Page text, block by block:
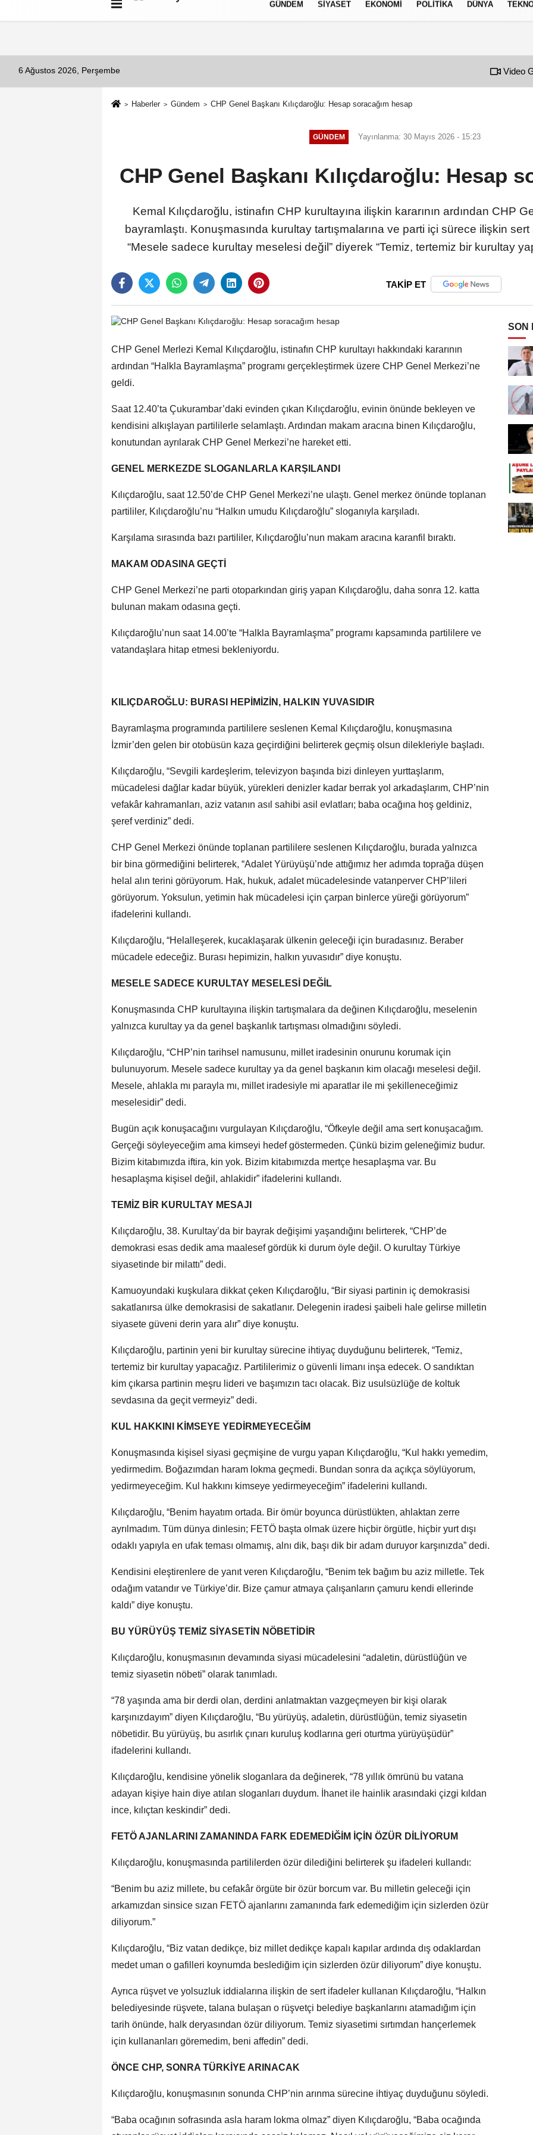
Künye
GÜNDEM SIYASET EKONOMI POLITIKA DÜNYA
6 Ağustos 2026, Perşembe Video
Haberler Gündem CHP Genel Başkanı Kılıçdaroğlu: Hesap soracağım hesap
GÜNDEM Yayınlanma: 30 Mayıs 2026 - 15:23
CHP Genel Başkanı Kılıçdaroğlu: Hesap
Kemal Kılıçdaroğlu, istinafın CHP kurultayına ilişkin kararının ardından CHP
bayramlaştı. Konuşmasında kurultay tartışmalarına ve parti içi sürece ilişkin
“Mesele sadece kurultay meselesi değil” diyerek “Temiz, tertemiz bir kurultay
TAKİP ET
CHP Genel Merlezi Kemal Kılıçdaroğlu, istinafın CHP kurultayı hakkındaki kararının
ardından “Halkla Bayramlaşma” programı gerçekleştirmek üzere CHP Genel Merkezi’ne
geldi.
Saat 12.40’ta Çukurambar’daki evinden çıkan Kılıçdaroğlu, evinin önünde bekleyen ve
kendisini alkışlayan partililerle selamlaştı. Ardından makam aracına binen Kılıçdaroğlu,
konutundan ayrılarak CHP Genel Merkezi’ne hareket etti.
GENEL MERKEZDE SLOGANLARLA KARŞILANDI
Kılıçdaroğlu, saat 12.50’de CHP Genel Merkezi’ne ulaştı. Genel merkez önünde toplanan
partililer, Kılıçdaroğlu’nu “Halkın umudu Kılıçdaroğlu” sloganıyla karşıladı.
Karşılama sırasında bazı partililer, Kılıçdaroğlu’nun makam aracına karanfil bıraktı.
MAKAM ODASINA GEÇTİ
CHP Genel Merkezi’ne parti otoparkından giriş yapan Kılıçdaroğlu, daha sonra 12. katta
bulunan makam odasına geçti.
Kılıçdaroğlu’nun saat 14.00’te “Halkla Bayramlaşma” programı kapsamında partililere ve
vatandaşlara hitap etmesi bekleniyordu.
KILIÇDAROĞLU: BURASI HEPİMİZİN, HALKIN YUVASIDIR
Bayramlaşma programında partililere seslenen Kemal Kılıçdaroğlu, konuşmasına
İzmir’den gelen bir otobüsün kaza geçirdiğini belirterek geçmiş olsun dilekleriyle başladı.
Kılıçdaroğlu, “Sevgili kardeşlerim, televizyon başında bizi dinleyen yurttaşlarım,
mücadelesi dağlar kadar büyük, yürekleri denizler kadar berrak yol arkadaşlarım, CHP’nin
vefakâr kahramanları, aziz vatanın asıl sahibi asil evlatları; baba ocağına hoş geldiniz,
şeref verdiniz” dedi.
CHP Genel Merkezi önünde toplanan partililere seslenen Kılıçdaroğlu, burada yalnızca
bir bina görmediğini belirterek, “Adalet Yürüyüşü’nde attığımız her adımda toprağa düşen
helal alın terini görüyorum. Hak, hukuk, adalet mücadelesinde vatanperver CHP’lileri
görüyorum. Yoksulun, yetimin hak mücadelesi için çarpan binlerce yüreği görüyorum”
ifadelerini kullandı.
Kılıçdaroğlu, “Helalleşerek, kucaklaşarak ülkenin geleceği için buradasınız. Beraber
mücadele edeceğiz. Burası hepimizin, halkın yuvasıdır” diye konuştu.
MESELE SADECE KURULTAY MESELESİ DEĞİL
Konuşmasında CHP kurultayına ilişkin tartışmalara da değinen Kılıçdaroğlu, meselenin
yalnızca kurultay ya da genel başkanlık tartışması olmadığını söyledi.
Kılıçdaroğlu, “CHP’nin tarihsel namusunu, millet iradesinin onurunu korumak için
bulunuyorum. Mesele sadece kurultay ya da genel başkanın kim olacağı meselesi değil.
Mesele, ahlakla mı parayla mı, millet iradesiyle mi aparatlar ile mi şekilleneceğimiz
meselesidir” dedi.
Bugün açık konuşacağını vurgulayan Kılıçdaroğlu, “Öfkeyle değil ama sert konuşacağım.
Gerçeği söyleyeceğim ama kimseyi hedef göstermeden. Çünkü bizim geleneğimiz budur.
Bizim kitabımızda iftira, kin yok. Bizim kitabımızda mertçe hesaplaşma var. Bu
hesaplaşma kişisel değil, ahlakidir” ifadelerini kullandı.
TEMİZ BİR KURULTAY MESAJI
Kılıçdaroğlu, 38. Kurultay’da bir bayrak değişimi yaşandığını belirterek, “CHP’de
demokrasi esas dedik ama maalesef gördük ki durum öyle değil. O kurultay Türkiye
siyasetinde bir milattı” dedi.
Kamuoyundaki kuşkulara dikkat çeken Kılıçdaroğlu, “Bir siyasi partinin iç demokrasisi
sakatlanırsa ülke demokrasisi de sakatlanır. Delegenin iradesi şaibeli hale gelirse milletin
siyasete güveni derin yara alır” diye konuştu.
Kılıçdaroğlu, partinin yeni bir kurultay sürecine ihtiyaç duyduğunu belirterek, “Temiz,
tertemiz bir kurultay yapacağız. Partililerimiz o güvenli limanı inşa edecek. O sandıktan
kim çıkarsa partinin meşru lideri ve başımızın tacı olacak. Biz usulsüzlüğe de koltuk
sevdasına da geçit vermeyiz” dedi.
KUL HAKKINI KİMSEYE YEDİRMEYECEĞİM
Konuşmasında kişisel siyasi geçmişine de vurgu yapan Kılıçdaroğlu, “Kul hakkı yemedim,
yedirmedim. Boğazımdan haram lokma geçmedi. Bundan sonra da açıkça söylüyorum,
yedirmeyeceğim. Kul hakkını kimseye yedirmeyeceğim” ifadelerini kullandı.
Kılıçdaroğlu, “Benim hayatım ortada. Bir ömür boyunca dürüstlükten, ahlaktan zerre
ayrılmadım. Tüm dünya dinlesin; FETÖ başta olmak üzere hiçbir örgütle, hiçbir yurt dışı
odaklı yapıyla en ufak teması olmamış, alnı dik, başı dik bir adam duruyor karşınızda” dedi.
Kendisini eleştirenlere de yanıt veren Kılıçdaroğlu, “Benim tek bağım bu aziz milletle. Tek
odağım vatandır ve Türkiye’dir. Bize çamur atmaya çalışanların çamuru kendi ellerinde
kaldı” diye konuştu.
BU YÜRÜYÜŞ TEMİZ SİYASETİN NÖBETİDİR
Kılıçdaroğlu, konuşmasının devamında siyasi mücadelesini “adaletin, dürüstlüğün ve
temiz siyasetin nöbeti” olarak tanımladı.
“78 yaşında ama bir derdi olan, derdini anlatmaktan vazgeçmeyen bir kişi olarak
karşınızdayım” diyen Kılıçdaroğlu, “Bu yürüyüş, adaletin, dürüstlüğün, temiz siyasetin
nöbetidir. Bu yürüyüş, bu asırlık çınarı kuruluş kodlarına geri oturtma yürüyüşüdür”
ifadelerini kullandı.
Kılıçdaroğlu, kendisine yönelik sloganlara da değinerek, “78 yıllık ömrünü bu vatana
adayan kişiye hain diye atılan sloganları duydum. İhanet ile hainlik arasındaki çizgi kıldan
ince, kılıçtan keskindir” dedi.
FETÖ AJANLARINI ZAMANINDA FARK EDEMEDİĞİM İÇİN ÖZÜR DİLİYORUM
Kılıçdaroğlu, konuşmasında partililerden özür dilediğini belirterek şu ifadeleri kullandı:
“Benim bu aziz millete, bu cefakâr örgüte bir özür borcum var. Bu milletin geleceği için
arkamızdan sinsice sızan FETÖ ajanlarını zamanında fark edemediğim için sizlerden özür
diliyorum.”
Kılıçdaroğlu, “Biz vatan dedikçe, biz millet dedikçe kapalı kapılar ardında dış odaklardan
medet uman o gafilleri koynumda beslediğim için sizlerden özür diliyorum” diye konuştu.
Ayrıca rüşvet ve yolsuzluk iddialarına ilişkin de sert ifadeler kullanan Kılıçdaroğlu, “Halkın
belediyesinde rüşvete, talana bulaşan o rüşvetçi belediye başkanlarını atamadığım için
tarih önünde, halk deryasından özür diliyorum. Temiz siyasetimi sırtımdan hançerlemek
için kullananları göremedim, beni affedin” dedi.
ÖNCE CHP, SONRA TÜRKİYE ARINACAK
Kılıçdaroğlu, konuşmasının sonunda CHP’nin arınma sürecine ihtiyaç duyduğunu söyledi.
“Baba ocağının sofrasında asla haram lokma olmaz” diyen Kılıçdaroğlu, “Baba ocağında
SON